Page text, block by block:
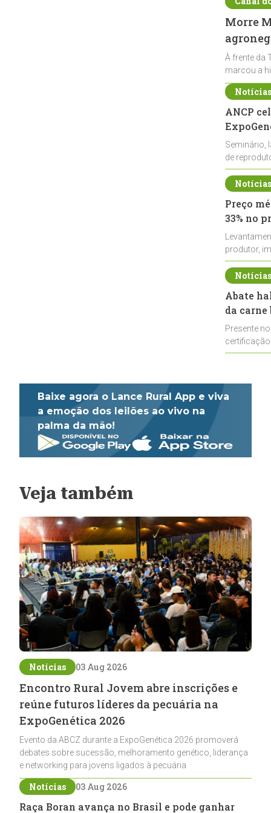
Morre
À frente da
marcou a
ANCP
Seminário,
de
durante a
Preço
33% no
produtor,
de leite cru
Abate
da
Presente
Baixe agora o Lance Rural App e viva
a emoção dos leilões ao vivo na
palma da mão!
Veja também
Notícias 03 Aug 2026
Encontro Rural Jovem abre inscrições e
reúne futuros líderes da pecuária na
ExpoGenética 2026
Evento da ABCZ durante a ExpoGenética 2026 promoverá
debates sobre sucessão, melhoramento genético, liderança
e networking para jovens ligados à pecuária
Notícias 03 Aug 2026
Raça Boran avança no Brasil e pode ganhar